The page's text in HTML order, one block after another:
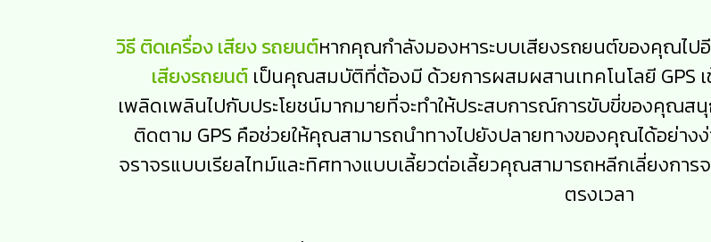
วิธี ติดเครื่อง เสียง รถยนต์หากคุณกำลังมองหาระบบเสียงรถยนต์ของคุณไป
เสียงรถยนต์ เป็นคุณสมบัติที่ต้องมี ด้วยการผสมผสานเทคโนโลยี GPS
เพลิดเพลินไปกับประโยชน์มากมายที่จะทำให้ประสบการณ์การขับขี่ของคุณส
ติดตาม GPS คือช่วยให้คุณสามารถนำทางไปยังปลายทางของคุณได้อย่าง
จราจรแบบเรียลไทม์และทิศทางแบบเลี้ยวต่อเลี้ยวคุณสามารถหลีกเลี่ยงก
ตรงเวลา